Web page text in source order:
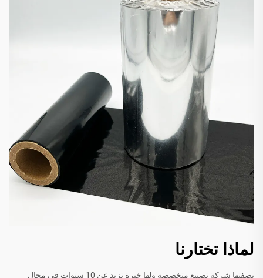
لماذا تختارنا
بصفتها شركة تصنيع متخصصة ولها خبرة تزيد عن 10 سنوات في مجال